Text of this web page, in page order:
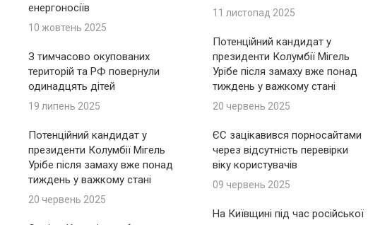
енергоносіїв
10 жовтень 2025
З тимчасово окупованих
територій та РФ повернули
одинадцять дітей
19 липень 2025
Потенційний кандидат у
президенти Колумбії Мігель
Урібе після замаху вже понад
тиждень у важкому стані
20 червень 2025
11 листопад 2025
Потенційний кандидат у
президенти Колумбії Мігель
Урібе після замаху вже понад
тиждень у важкому стані
20 червень 2025
ЄС зацікавився порносайтами
через відсутність перевірки
віку користувачів
09 червень 2025
На Київщині під час російської